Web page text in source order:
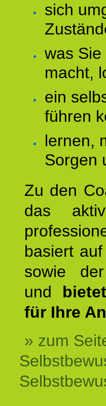
sich
was
macht,
ein
führen
lernen,
Sorgen
Zu den
das
basiert
sowie
und
für Ihre
» zum